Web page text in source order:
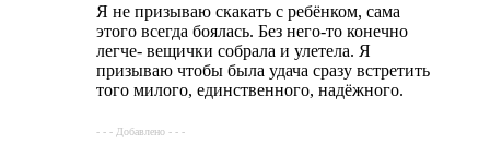
Я не призываю скакать с ребёнком, сама
этого всегда боялась. Без него-то конечно
легче- вещички собрала и улетела. Я
призываю чтобы была удача сразу встретить
того милого, единственного, надёжного.
- - - Добавлено - - -